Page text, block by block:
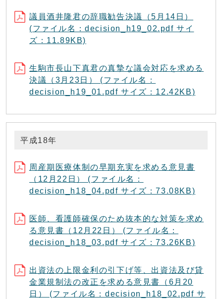
議員酒井隆君の辞職勧告決議（5月14日）
(ファイル名：decision_h19_02.pdf サイ
ズ：11.89KB)
生駒市長山下真君の真摯な議会対応を求める
決議（3月23日） (ファイル名：
decision_h19_01.pdf サイズ：12.42KB)
平成18年
周産期医療体制の早期充実を求める意見書
（12月22日） (ファイル名：
decision_h18_04.pdf サイズ：73.08KB)
医師、看護師確保のため抜本的な対策を求め
る意見書（12月22日） (ファイル名：
decision_h18_03.pdf サイズ：73.26KB)
出資法の上限金利の引下げ等、出資法及び貸
金業規制法の改正を求める意見書（6月20
日） (ファイル名：decision_h18_02.pdf サ